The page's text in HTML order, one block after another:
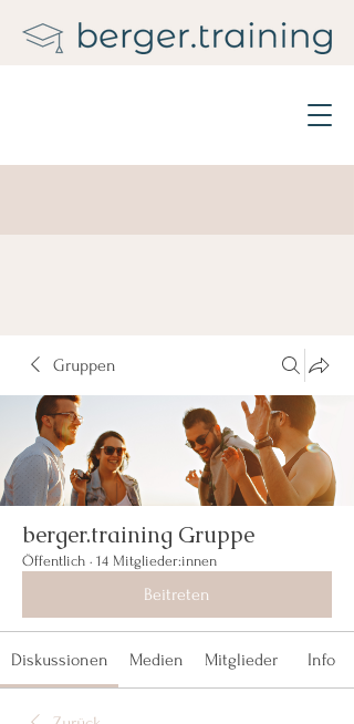
Gruppen
berger.training Gruppe
Öffentlich · 14 Mitglieder:innen
Beitreten
Diskussionen Medien Mitglieder Info